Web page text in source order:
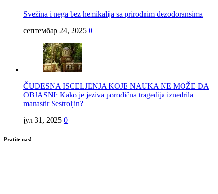
Svežina i nega bez hemikalija sa prirodnim dezodoransima
септембар 24, 2025 0
ČUDESNA ISCELJENJA KOJE NAUKA NE MOŽE DA
OBJASNI: Kako je jeziva porodična tragedija iznedrila
manastir Sestroljin?
јул 31, 2025 0
Pratite nas!